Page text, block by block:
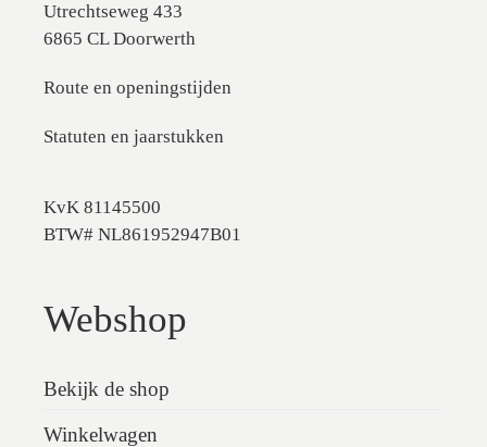
Utrechtseweg 433
6865 CL Doorwerth
Route en openingstijden
Statuten en jaarstukken
KvK 81145500
BTW# NL861952947B01
Webshop
Bekijk de shop
Winkelwagen